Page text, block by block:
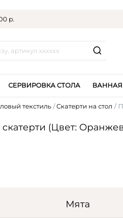
р.
СЕРВИРОВКА СТОЛА ВАННАЯ
текстиль Скатерти на стол
(Цвет:
Мята